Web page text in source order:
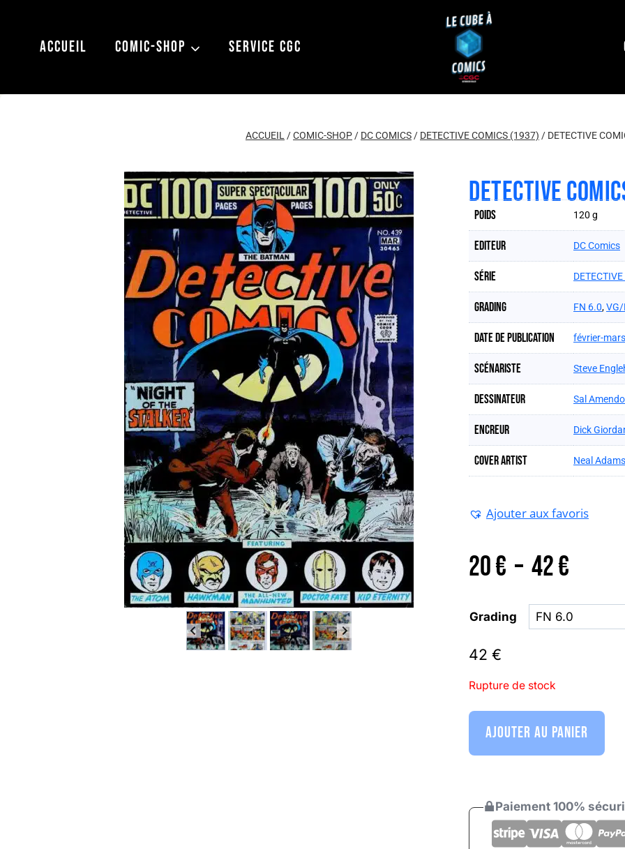
contenuACCUEIL COMIC-SHOP SERVICE CGC
ACCUEIL/COMIC-SHOP/ DC COMICS/ DETECTIVE COMICS (1937) / DETECTIVE
DETECTIVE
Poids 120 g
Editeur DC Comics
Série
Grading FN 6.0,VG/
Date de publication février-
Scénariste Steve
Dessinateur Sal
Encreur Dick
Cover artist Neal Adams
Ajouter aux favoris
20€ – 42€
de
à
Grading
42 €
Rupture de stock
AJOUTER AU PANIER
Paiement 100%